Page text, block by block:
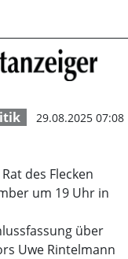
29.08.2025 07:08
des Flecken
um 19 Uhr in
über
Uwe Rintelmann